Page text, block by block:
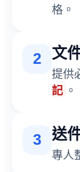
格。
2 文
提供
記 。
3 送
專人